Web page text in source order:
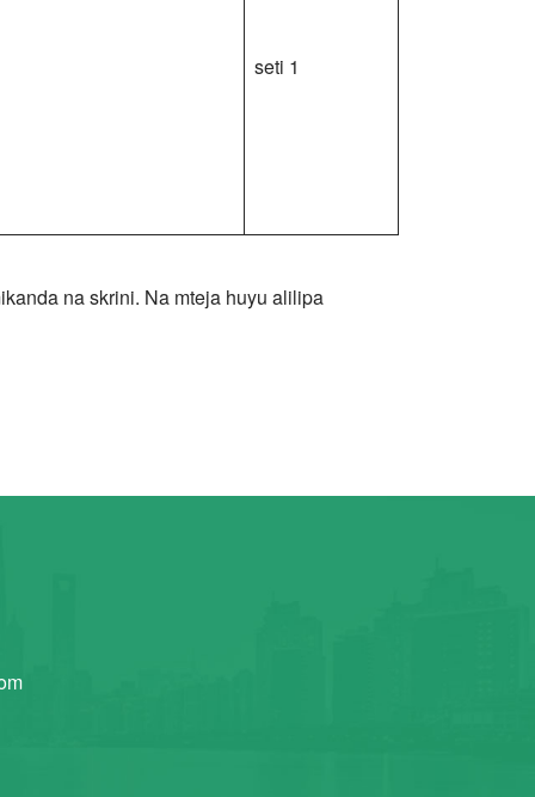
seti 1
na skrini. Na mteja huyu alilipa